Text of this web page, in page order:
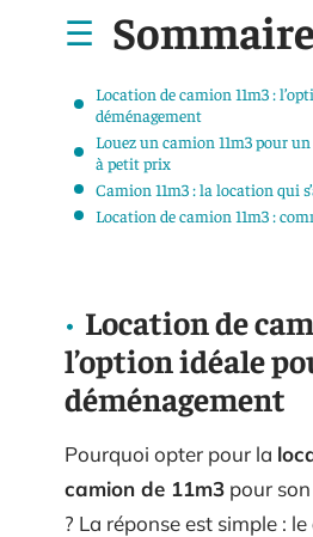
Sommaire
Location de camion 11m3 :
déménagement
Louez un camion 11m3 pour
à petit prix
Camion 11m3 : la location qui
Location de camion 11m3 :
Location de
l’option idéale
déménagement
Pourquoi opter pour la
camion de 11m3 pour
? La réponse est simple : le